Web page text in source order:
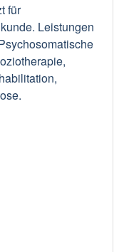
für
Leistungen